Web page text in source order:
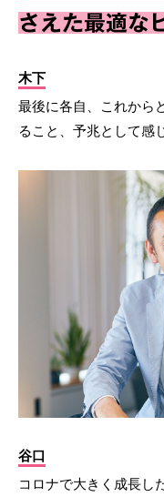
さえた最適な
木下
最後に各自、これから
ること、予兆として感
谷口
コロナで大きく成長し